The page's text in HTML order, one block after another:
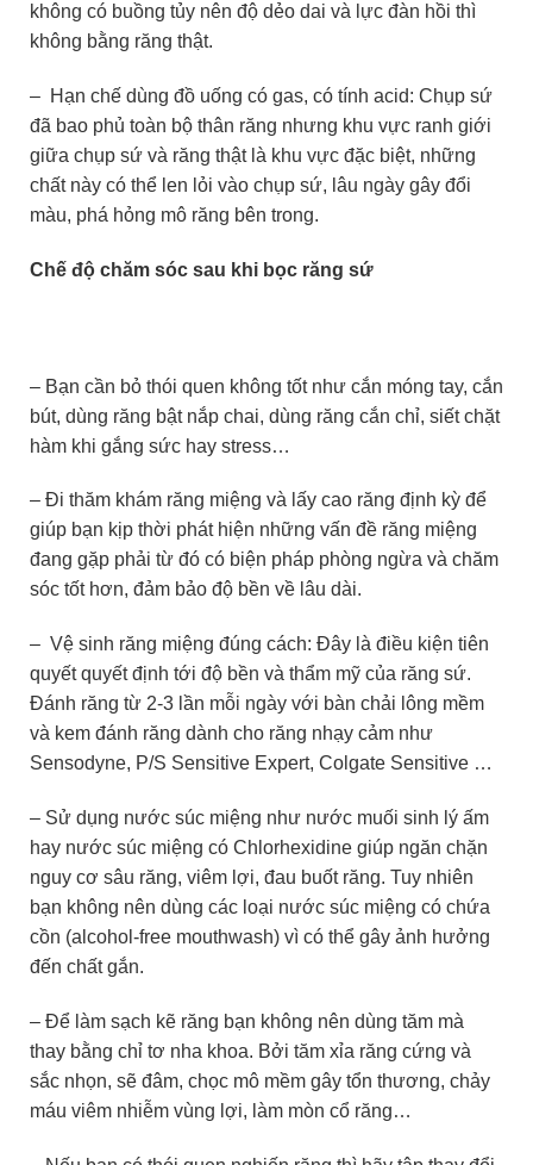
không có buồng tủy nên độ dẻo dai và lực đàn hồi thì
không bằng răng thật.
– Hạn chế dùng đồ uống có gas, có tính acid: Chụp sứ
đã bao phủ toàn bộ thân răng nhưng khu vực ranh giới
giữa chụp sứ và răng thật là khu vực đặc biệt, những
chất này có thể len lỏi vào chụp sứ, lâu ngày gây đổi
màu, phá hỏng mô răng bên trong.
Chế độ chăm sóc sau khi bọc răng sứ
– Bạn cần bỏ thói quen không tốt như cắn móng tay, cắn
bút, dùng răng bật nắp chai, dùng răng cắn chỉ, siết chặt
hàm khi gắng sức hay stress…
– Đi thăm khám răng miệng và lấy cao răng định kỳ để
giúp bạn kịp thời phát hiện những vấn đề răng miệng
đang gặp phải từ đó có biện pháp phòng ngừa và chăm
sóc tốt hơn, đảm bảo độ bền về lâu dài.
– Vệ sinh răng miệng đúng cách: Đây là điều kiện tiên
quyết quyết định tới độ bền và thẩm mỹ của răng sứ.
Đánh răng từ 2-3 lần mỗi ngày với bàn chải lông mềm
và kem đánh răng dành cho răng nhạy cảm như
Sensodyne, P/S Sensitive Expert, Colgate Sensitive …
– Sử dụng nước súc miệng như nước muối sinh lý ấm
hay nước súc miệng có Chlorhexidine giúp ngăn chặn
nguy cơ sâu răng, viêm lợi, đau buốt răng. Tuy nhiên
bạn không nên dùng các loại nước súc miệng có chứa
cồn (alcohol-free mouthwash) vì có thể gây ảnh hưởng
đến chất gắn.
– Để làm sạch kẽ răng bạn không nên dùng tăm mà
thay bằng chỉ tơ nha khoa. Bởi tăm xỉa răng cứng và
sắc nhọn, sẽ đâm, chọc mô mềm gây tổn thương, chảy
máu viêm nhiễm vùng lợi, làm mòn cổ răng…